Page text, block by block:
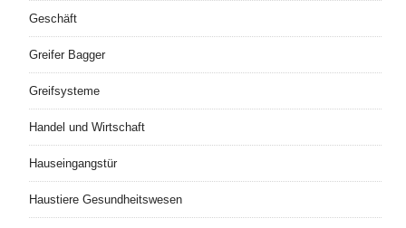
Geschäft
Greifer Bagger
Greifsysteme
Handel und Wirtschaft
Hauseingangstür
Haustiere Gesundheitswesen